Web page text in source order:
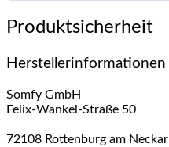
Produktsicherheit
Herstellerinformationen
Somfy GmbH
Felix-Wankel-Straße 50
72108 Rottenburg am Neckar